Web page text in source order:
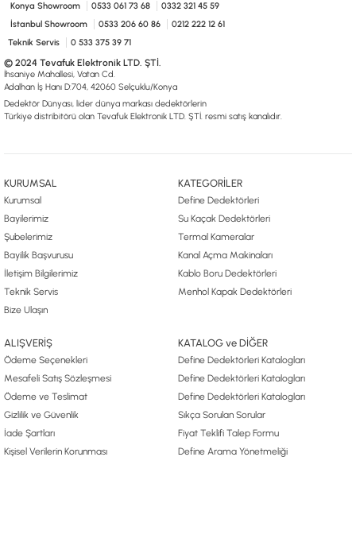
Konya Showroom 0533 061 73 68
0332 321 45 59
İstanbul Showroom
0533 206 60 86
0212 222 12 61
Teknik Servis
0 533 375 39 71
© 2024 Tevafuk Elektronik LTD. ŞTİ.
İhsaniye Mahallesi, Vatan Cd.
Adalhan İş Hanı D:704, 42060 Selçuklu/Konya
Dedektör Dünyası, lider dünya markası dedektörlerin
Türkiye distribitörü olan Tevafuk Elektronik LTD. ŞTİ. resmi satış kanalıdır.
KURUMSAL
Kurumsal
Bayilerimiz
Şubelerimiz
Bayilik Başvurusu
İletişim Bilgilerimiz
Teknik Servis
Bize Ulaşın
KATEGORİLER
Define Dedektörleri
Su Kaçak Dedektörleri
Termal Kameralar
Kanal Açma Makinaları
Kablo Boru Dedektörleri
Menhol Kapak Dedektörleri
ALIŞVERİŞ
Ödeme Seçenekleri
Mesafeli Satış Sözleşmesi
Ödeme ve Teslimat
Gizlilik ve Güvenlik
İade Şartları
Kişisel Verilerin Korunması
KATALOG ve DİĞER
Define Dedektörleri Katalogları
Define Dedektörleri Katalogları
Define Dedektörleri Katalogları
Sıkça Sorulan Sorular
Fiyat Teklifi Talep Formu
Define Arama Yönetmeliği